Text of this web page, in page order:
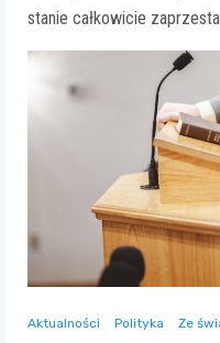
stanie całkowicie
Aktualności Polityka Ze